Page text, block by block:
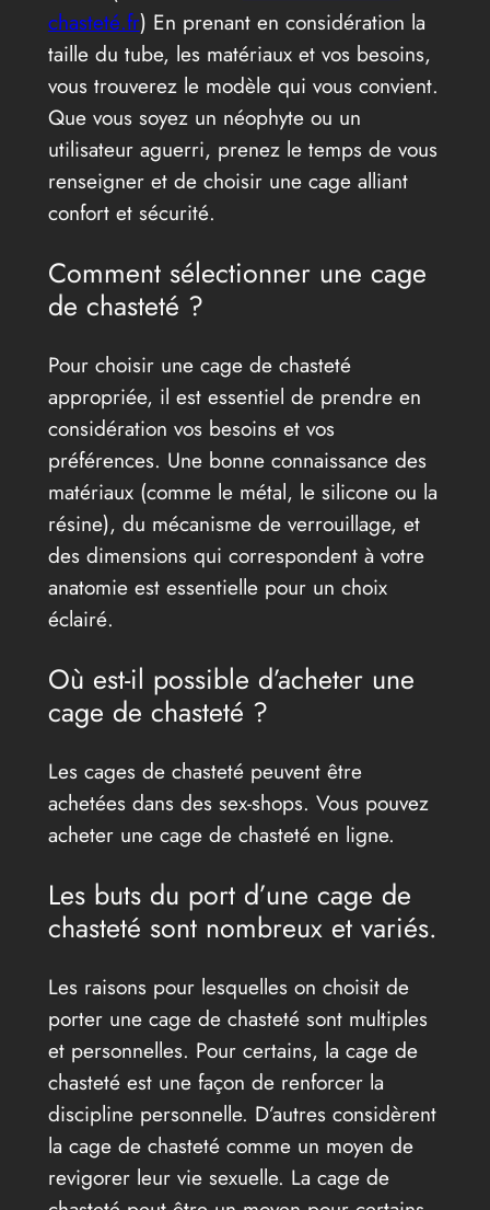
chasteté.fr) En prenant en considération la
taille du tube, les matériaux et vos besoins,
vous trouverez le modèle qui vous convient.
Que vous soyez un néophyte ou un
utilisateur aguerri, prenez le temps de vous
renseigner et de choisir une cage alliant
confort et sécurité.
Comment sélectionner une cage
de chasteté ?
Pour choisir une cage de chasteté
appropriée, il est essentiel de prendre en
considération vos besoins et vos
préférences. Une bonne connaissance des
matériaux (comme le métal, le silicone ou la
résine), du mécanisme de verrouillage, et
des dimensions qui correspondent à votre
anatomie est essentielle pour un choix
éclairé.
Où est-il possible d’acheter une
cage de chasteté ?
Les cages de chasteté peuvent être
achetées dans des sex-shops. Vous pouvez
acheter une cage de chasteté en ligne.
Les buts du port d’une cage de
chasteté sont nombreux et variés.
Les raisons pour lesquelles on choisit de
porter une cage de chasteté sont multiples
et personnelles. Pour certains, la cage de
chasteté est une façon de renforcer la
discipline personnelle. D’autres considèrent
la cage de chasteté comme un moyen de
revigorer leur vie sexuelle. La cage de